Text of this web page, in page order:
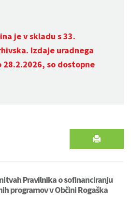
je v skladu s 33.
Izdaje uradnega
so dostopne
Pravilnika o sofinanciranju
programov v Občini Rogaška